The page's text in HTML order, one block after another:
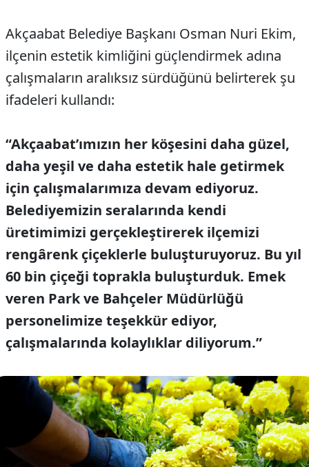
Akçaabat Belediye Başkanı Osman Nuri Ekim,
ilçenin estetik kimliğini güçlendirmek adına
çalışmaların aralıksız sürdüğünü belirterek şu
ifadeleri kullandı:
“Akçaabat’ımızın her köşesini daha güzel,
daha yeşil ve daha estetik hale getirmek
için çalışmalarımıza devam ediyoruz.
Belediyemizin seralarında kendi
üretimimizi gerçekleştirerek ilçemizi
rengârenk çiçeklerle buluşturuyoruz. Bu yıl
60 bin çiçeği toprakla buluşturduk. Emek
veren Park ve Bahçeler Müdürlüğü
personelimize teşekkür ediyor,
çalışmalarında kolaylıklar diliyorum.”